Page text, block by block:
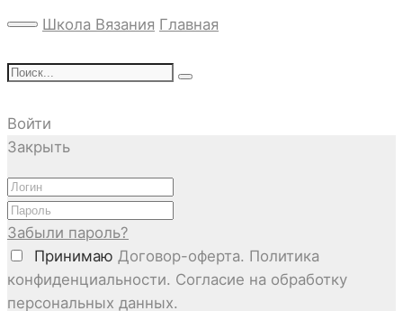
Школа Вязания Главная
Войти
Закрыть
Забыли пароль?
Принимаю Договор-оферта. Политика
конфиденциальности. Согласие на обработку
персональных данных.